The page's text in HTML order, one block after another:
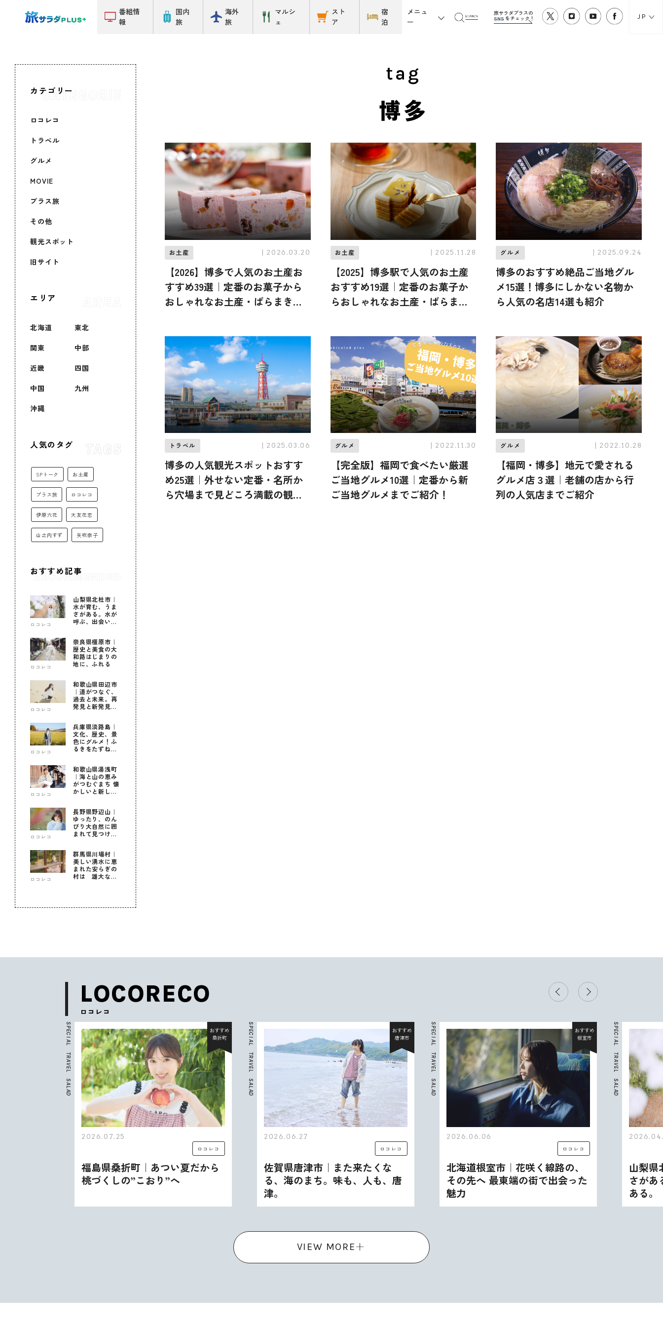
番組情
報
国内
旅
海外
旅
マルシ
ェ
スト
ア
宿
泊
メニュ
ー
旅サラダプラスの
SNS をチェック！ JP
カテゴリー
ロコレコ
トラベル
グルメ
MOVIE
プラス旅
その他
観光スポット
旧サイト
エリア
北海道 東北
関東 中部
近畿 四国
中国 九州
沖縄
人気のタグ
SPトーク お土産
プラス旅 ロコレコ
伊原六花 大友花恋
山之内すず 矢吹奈子
おすすめ記事
ロコレコ
山梨県北杜市｜
水が育む、うま
さがある。水が
呼ぶ、出会いが
ロコレコ
奈良県橿原市｜
歴史と美食の大
和路はじまりの
地に、ふれる
ロコレコ
和歌山県田辺市
｜道がつなぐ、
過去と未来。再
発見と新発見の
ロコレコ
兵庫県淡路島｜
文化、歴史、景
色にグルメ！ふ
るきをたずねて
ロコレコ
和歌山県湯浅町
｜海と山の恵み
がつむぐまち 懐
かしいと新しい
ロコレコ
長野県野辺山｜
ゆったり、のん
びり大自然に囲
まれて見つけ
ロコレコ
群馬県川場村｜
美しい湧水に恵
まれた安らぎの
村は 雄大な自
tag
博多
お土産 | 2026.03.20
【2026】博多で人気のお土産お
すすめ39選｜定番のお菓子から
おしゃれなお土産・ばらまき
お土産 | 2025.11.28
【2025】博多駅で人気のお土産
おすすめ19選｜定番のお菓子か
らおしゃれなお土産・ばらまき
グルメ | 2025.09.24
博多のおすすめ絶品ご当地グル
メ15選！博多にしかない名物か
ら人気の名店14選も紹介
トラベル | 2025.03.06
博多の人気観光スポットおすす
め25選｜外せない定番・名所か
ら穴場まで見どころ満載の観光
グルメ | 2022.11.30
【完全版】福岡で食べたい厳選
ご当地グルメ10選｜定番から新
ご当地グルメまでご紹介！
グルメ | 2022.10.28
【福岡・博多】地元で愛される
グルメ店３選｜老舗の店から行
列の人気店までご紹介
LOCORECO
ロコレコ
S
P
E
C
I
A
L
T
R
A
V
E
L
S
A
L
A
D
おすすめ
桑折町
2026.07.25
ロコレコ
福島県桑折町｜あつい夏だから
桃づくしの”こおり”へ
S
P
E
C
I
A
L
T
R
A
V
E
L
S
A
L
A
D
おすすめ
唐津市
2026.06.27
ロコレコ
佐賀県唐津市｜また来たくな
る、海のまち。味も、人も、唐
津。
S
P
E
C
I
A
L
T
R
A
V
E
L
S
A
L
A
D
おすすめ
根室市
2026.06.06
ロコレコ
北海道根室市｜花咲く線路の、
その先へ 最東端の街で出会った
魅力
S
P
E
C
I
A
L
T
R
A
V
E
L
S
A
L
A
D
山梨県
さがあ
ある。
VIEW MORE